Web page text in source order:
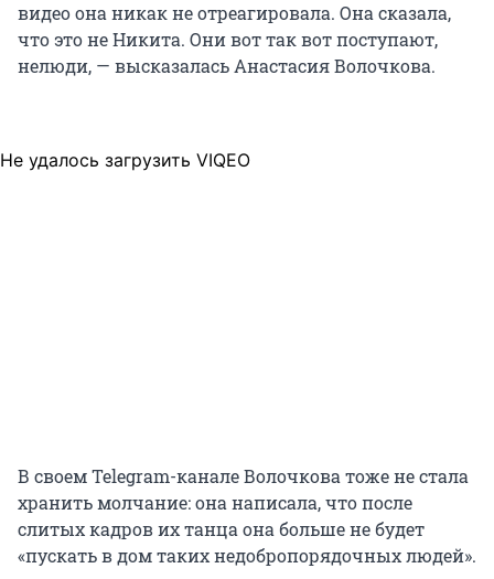
видео она никак не отреагировала. Она сказала,
что это не Никита. Они вот так вот поступают,
нелюди, — высказалась Анастасия Волочкова.
Не удалось загрузить VIQEO
В своем Telegram-канале Волочкова тоже не стала
хранить молчание: она написала, что после
слитых кадров их танца она больше не будет
«пускать в дом таких недобропорядочных людей».